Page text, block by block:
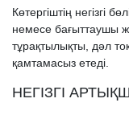
Көтергіштің негізгі
немесе бағыттаушы
тұрақтылықты, дәл
қамтамасыз етеді.
НЕГІЗГІ